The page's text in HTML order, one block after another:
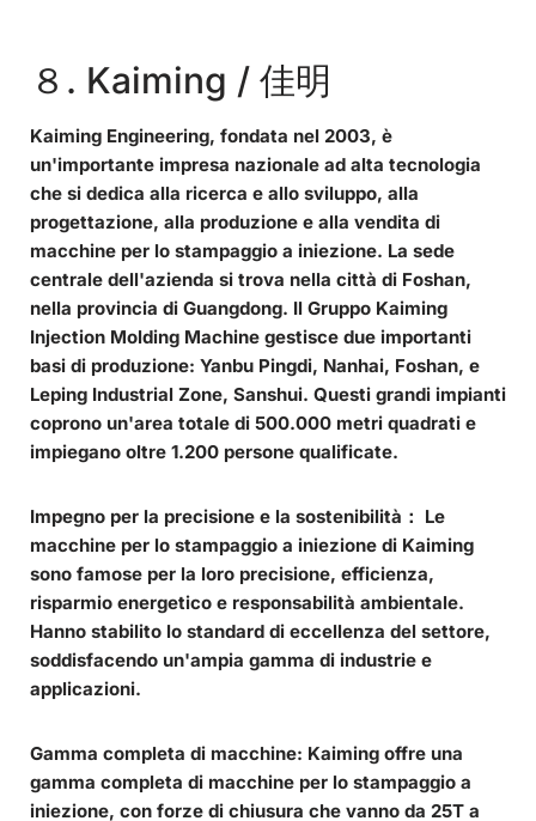
８. Kaiming / 佳明
Kaiming Engineering, fondata nel 2003, è
un'importante impresa nazionale ad alta tecnologia
che si dedica alla ricerca e allo sviluppo, alla
progettazione, alla produzione e alla vendita di
macchine per lo stampaggio a iniezione. La sede
centrale dell'azienda si trova nella città di Foshan,
nella provincia di Guangdong. Il Gruppo Kaiming
Injection Molding Machine gestisce due importanti
basi di produzione: Yanbu Pingdi, Nanhai, Foshan, e
Leping Industrial Zone, Sanshui. Questi grandi impianti
coprono un'area totale di 500.000 metri quadrati e
impiegano oltre 1.200 persone qualificate.
Impegno per la precisione e la sostenibilità： Le
macchine per lo stampaggio a iniezione di Kaiming
sono famose per la loro precisione, efficienza,
risparmio energetico e responsabilità ambientale.
Hanno stabilito lo standard di eccellenza del settore,
soddisfacendo un'ampia gamma di industrie e
applicazioni.
Gamma completa di macchine: Kaiming offre una
gamma completa di macchine per lo stampaggio a
iniezione, con forze di chiusura che vanno da 25T a